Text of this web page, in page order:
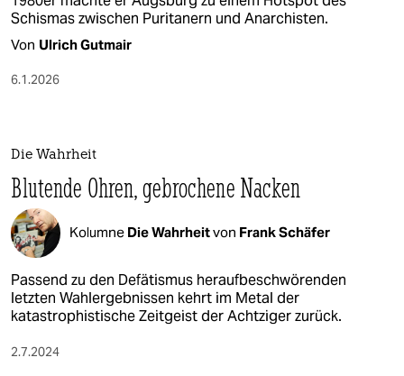
Schismas zwischen Puritanern und Anarchisten.
Von Ulrich Gutmair
6.1.2026
Die Wahrheit
Blutende Ohren, gebrochene Nacken
Kolumne Die Wahrheitvon Frank Schäfer
Passend zu den Defätismus heraufbeschwörenden
letzten Wahlergebnissen kehrt im Metal der
katastrophistische Zeitgeist der Achtziger zurück.
2.7.2024